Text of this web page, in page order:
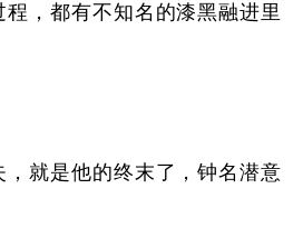
，都有不知名的漆黑融进里
，就是他的终末了，钟名潜意